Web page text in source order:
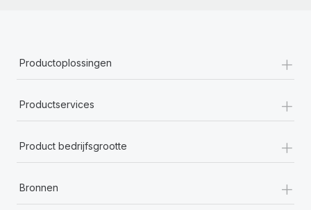
Productoplossingen +
Productservices +
Product bedrijfsgrootte +
Bronnen +